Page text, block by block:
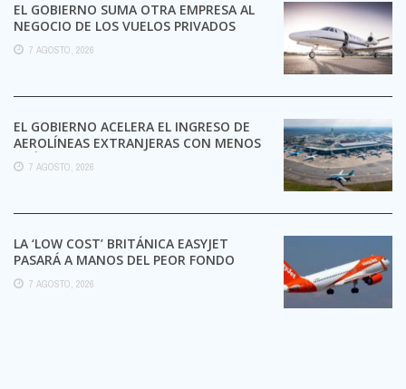
EL GOBIERNO SUMA OTRA EMPRESA AL
NEGOCIO DE LOS VUELOS PRIVADOS
7 AGOSTO, 2026
EL GOBIERNO ACELERA EL INGRESO DE
AEROLÍNEAS EXTRANJERAS CON MENOS
TRÁMITES
7 AGOSTO, 2026
LA ‘LOW COST’ BRITÁNICA EASYJET
PASARÁ A MANOS DEL PEOR FONDO
POSIBLE:
7 AGOSTO, 2026